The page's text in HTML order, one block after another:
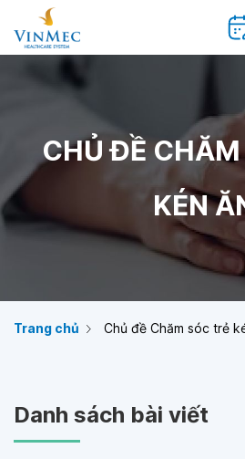
CHỦ ĐỀ CHĂM
KÉN
Trang chủ Chủ đề Chăm sóc trẻ
Danh sách bài viết